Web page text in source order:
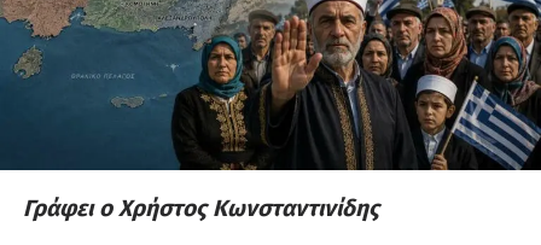
Γράφει ο Χρήστος Κωνσταντινίδης